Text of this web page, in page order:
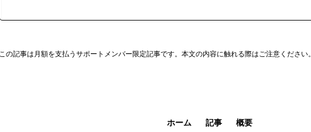
この記事は月額を支払うサポートメンバー限定記事です。本文の内容に触れる際はご注意ください。
ホーム 記事 概要